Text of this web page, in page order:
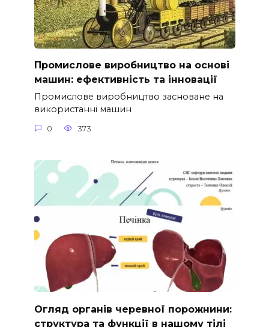
Промислове виробництво на основі
машин: ефективність та інновації
Промислове виробництво засноване на
використанні машин
0 373
Огляд органів черевної порожнини:
структура та функції в нашому тілі